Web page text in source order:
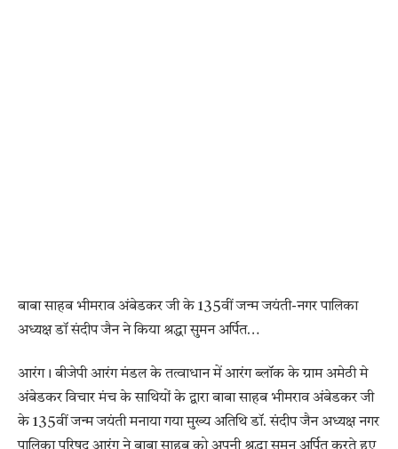
बाबा साहब भीमराव अंबेडकर जी के 135वीं जन्म जयंती-नगर पालिका
अध्यक्ष डॉ संदीप जैन ने किया श्रद्धा सुमन अर्पित…
आरंग। बीजेपी आरंग मंडल के तत्वाधान में आरंग ब्लॉक के ग्राम अमेठी मे
अंबेडकर विचार मंच के साथियों के द्वारा बाबा साहब भीमराव अंबेडकर जी
के 135वीं जन्म जयंती मनाया गया मुख्य अतिथि डॉ. संदीप जैन अध्यक्ष नगर